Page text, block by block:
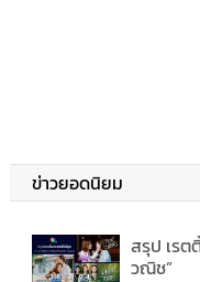
ข่าวยอดนิยม
สรุป เรต
วณิช”